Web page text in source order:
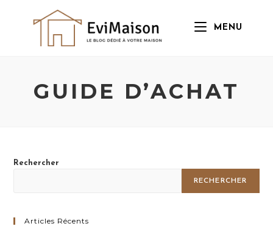
MENU
GUIDE D’ACHAT
Rechercher
RECHERCHER
Articles Récents